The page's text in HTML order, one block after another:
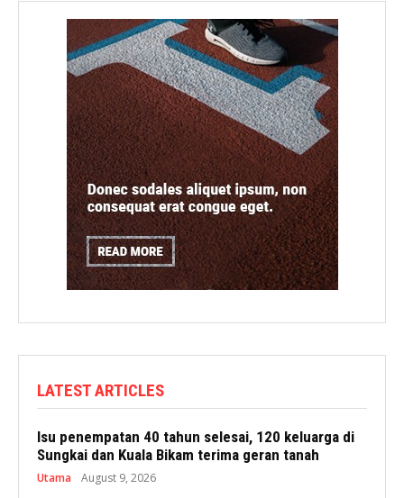
LATEST ARTICLES
Isu penempatan 40 tahun selesai, 120 keluarga di
Sungkai dan Kuala Bikam terima geran tanah
Utama August 9, 2026